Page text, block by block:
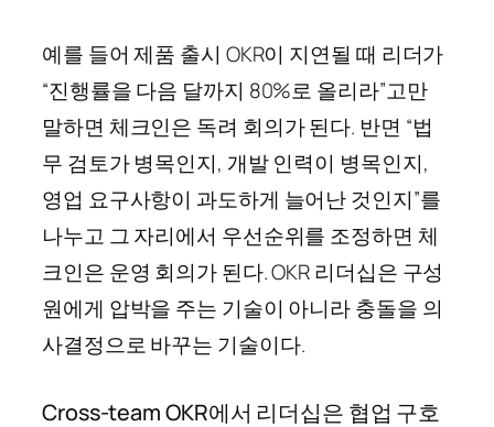
예를 들어 제품 출시 OKR이 지연될 때 리더가
“진행률을 다음 달까지 80%로 올리라”고만
말하면 체크인은 독려 회의가 된다. 반면 “법
무 검토가 병목인지, 개발 인력이 병목인지,
영업 요구사항이 과도하게 늘어난 것인지”를
나누고 그 자리에서 우선순위를 조정하면 체
크인은 운영 회의가 된다. OKR 리더십은 구성
원에게 압박을 주는 기술이 아니라 충돌을 의
사결정으로 바꾸는 기술이다.
Cross-team OKR에서 리더십은 협업 구호